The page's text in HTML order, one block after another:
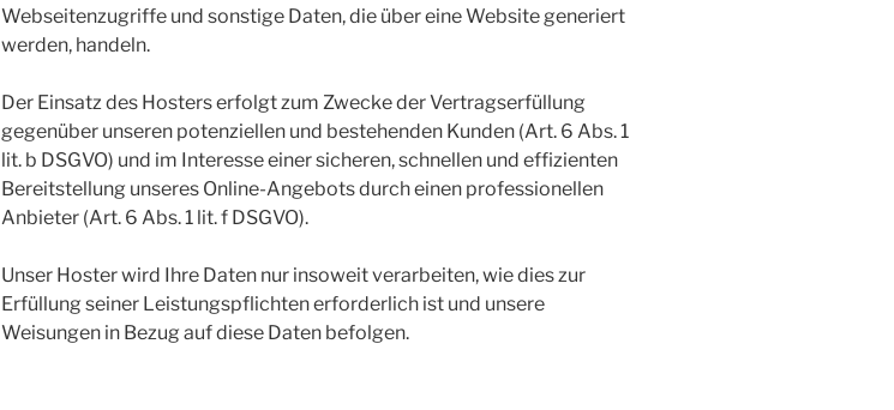
Webseitenzugriffe und sonstige Daten, die über eine Website generiert
werden, handeln.
Der Einsatz des Hosters erfolgt zum Zwecke der Vertragserfüllung
gegenüber unseren potenziellen und bestehenden Kunden (Art. 6 Abs. 1
lit. b DSGVO) und im Interesse einer sicheren, schnellen und effizienten
Bereitstellung unseres Online-Angebots durch einen professionellen
Anbieter (Art. 6 Abs. 1 lit. f DSGVO).
Unser Hoster wird Ihre Daten nur insoweit verarbeiten, wie dies zur
Erfüllung seiner Leistungspflichten erforderlich ist und unsere
Weisungen in Bezug auf diese Daten befolgen.